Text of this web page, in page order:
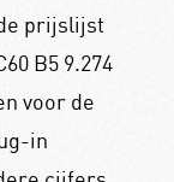
prijslijst
B5 9.274
voor de
in